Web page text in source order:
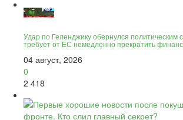
Удар по Геленджику обернулся политическим
требует от ЕС немедленно прекратить
04 август, 2026
0
2 418